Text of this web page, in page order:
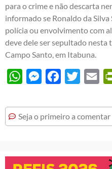
para o crime e não descarta
informado se Ronaldo da Silva
polícia ou envolvimento com
deve dele ser sepultado
Campo Santo, em Itabuna.
WhatsAppMessengerFacebook
Twitter
Seja o primeiro a comentar